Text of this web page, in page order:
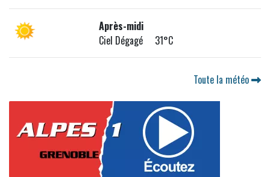
Après-midi
Ciel Dégagé 31°C
Toute la météo